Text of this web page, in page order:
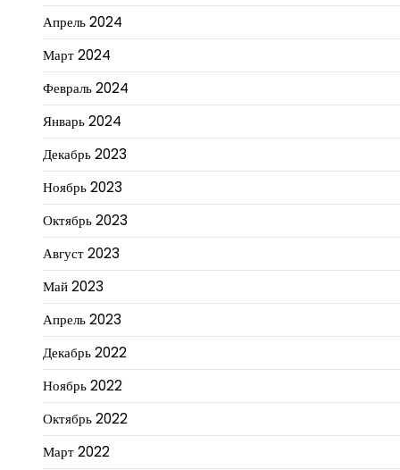
Апрель 2024
Март 2024
Февраль 2024
Январь 2024
Декабрь 2023
Ноябрь 2023
Октябрь 2023
Август 2023
Май 2023
Апрель 2023
Декабрь 2022
Ноябрь 2022
Октябрь 2022
Март 2022